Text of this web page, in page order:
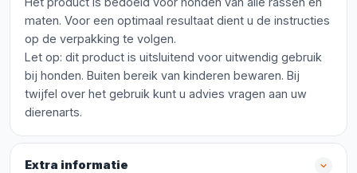
maten. Voor een optimaal resultaat dient u de instructies
op de verpakking te volgen.
Let op: dit product is uitsluitend voor uitwendig gebruik
bij honden. Buiten bereik van kinderen bewaren. Bij
twijfel over het gebruik kunt u advies vragen aan uw
dierenarts.
Extra informatie